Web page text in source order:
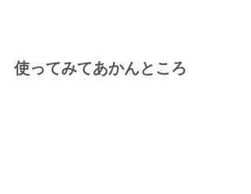
使ってみてあかんところ